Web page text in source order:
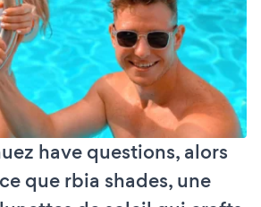
have questions, alors
que rbia shades, une